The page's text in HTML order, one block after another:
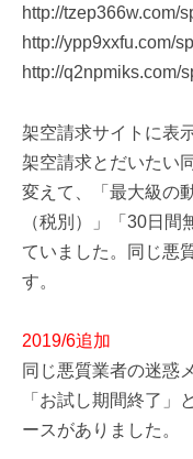
http://tzep366w.com/
http://ypp9xxfu.com/
http://q2npmiks.com/
架空請求サイトに表
架空請求とだいたい
変えて、「最大級の
（税別）」「30日
ていました。同じ悪
す。
2019/6追加
同じ悪質業者の迷惑
「お試し期間終了」
ースがありました。